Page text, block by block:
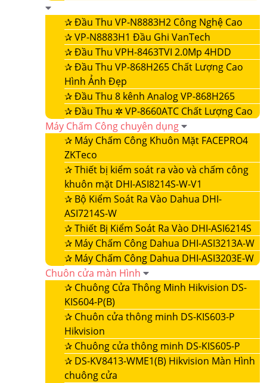
✰Đầu Thu VP-N8883H2 Công Nghệ Cao
✰VP-N8883H1 Đầu Ghi VanTech
✰Đầu Thu VPH-8463TVI 2.0Mp 4HDD
✰Đầu Thu VP-868H265 Chất Lượng Cao
Hình Ảnh Đẹp
✰Đầu Thu 8 kênh Analog VP-868H265
✰Đầu Thu ✲ VP-8660ATC Chất Lượng Cao
Máy Chấm Công chuyên dụng
✰ Máy Chấm Công Khuôn Mặt FACEPRO4
ZKTeco
✰Thiết bị kiểm soát ra vào và chấm công
khuôn mặt DHI-ASI8214S-W-V1
✰ Bộ Kiểm Soát Ra Vào Dahua DHI-
ASI7214S-W
✰Thiết Bị Kiểm Soát Ra Vào DHI-ASI6214S
✰ Máy Chấm Công Dahua DHI-ASI3213A-W
✰ Máy Chấm Công Dahua DHI-ASI3203E-W
Chuôn cửa màn Hình
✰ Chuông Cửa Thông Minh Hikvision DS-
KIS604-P(B)
✰ Chuôn cửa thông minh DS-KIS603-P
Hikvision
✰ Chuông cửa thông minh DS-KIS605-P
✰ DS-KV8413-WME1(B) Hikvision Màn Hình
chuông cửa